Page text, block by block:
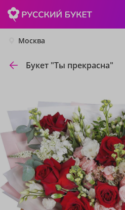
Москва
Букет "Ты прекрасна"